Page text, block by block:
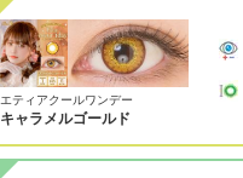
エティアクールワンデー
キャラメルゴールド